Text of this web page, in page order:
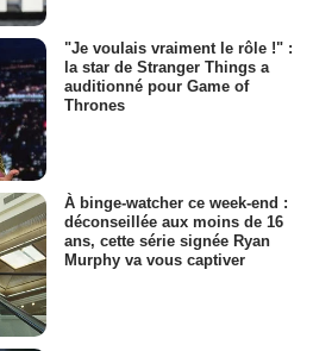
"Je voulais vraiment le rôle !" :
la star de Stranger Things a
auditionné pour Game of
Thrones
À binge-watcher ce week-end :
déconseillée aux moins de 16
ans, cette série signée Ryan
Murphy va vous captiver